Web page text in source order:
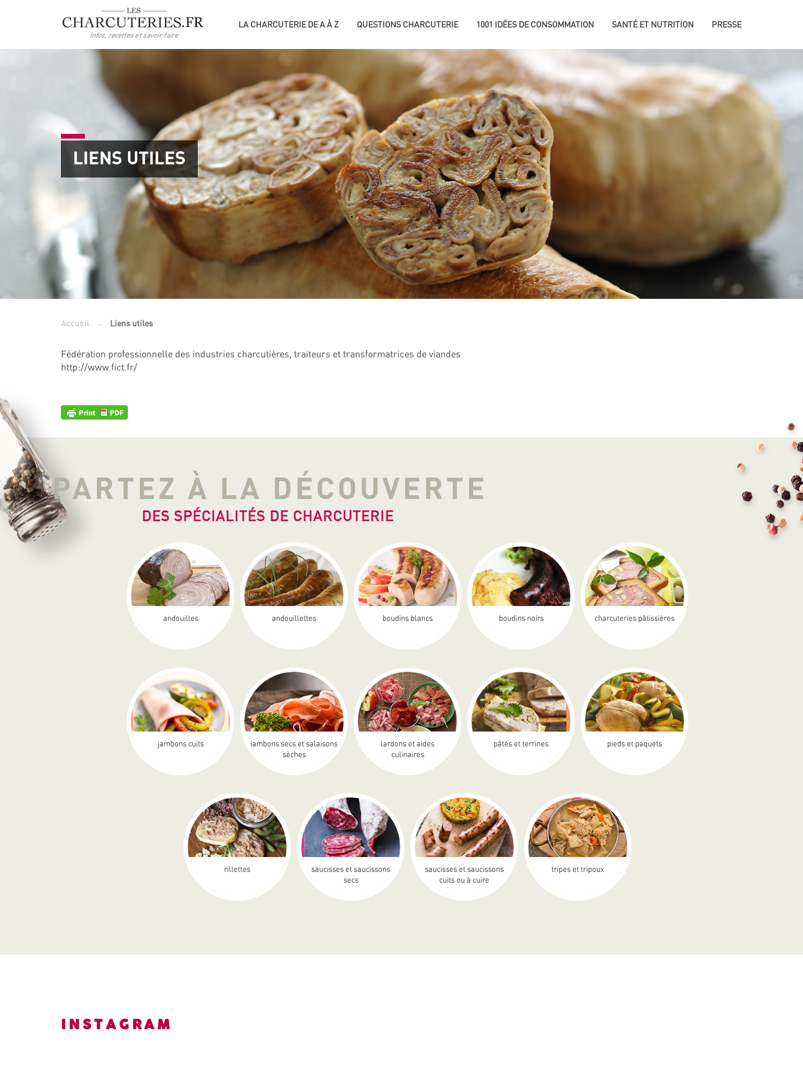
LA CHARCUTERIE DE A À Z QUESTIONS CHARCUTERIE 1001 IDÉES DE CONSOMMATION SANTÉ ET NUTRITION PRESSE
LIENS UTILES
Accueil → Liens utiles
Fédération professionnelle des industries charcutières, traiteurs et transformatrices de viandes
http://www.fict.fr/
PARTEZ À LA DÉCOUVERTE
DES SPÉCIALITÉS DE CHARCUTERIE
andouilles andouillettes boudins blancs boudins noirs charcuteries pâtissières
jambons cuits
jambons secs et salaisons
sèches
lardons et aides
culinaires
pâtés et terrines pieds et paquets
rillettes
saucisses et saucissons
secs
saucisses et saucissons
cuits ou à cuire
tripes et tripoux
INSTAGRAM